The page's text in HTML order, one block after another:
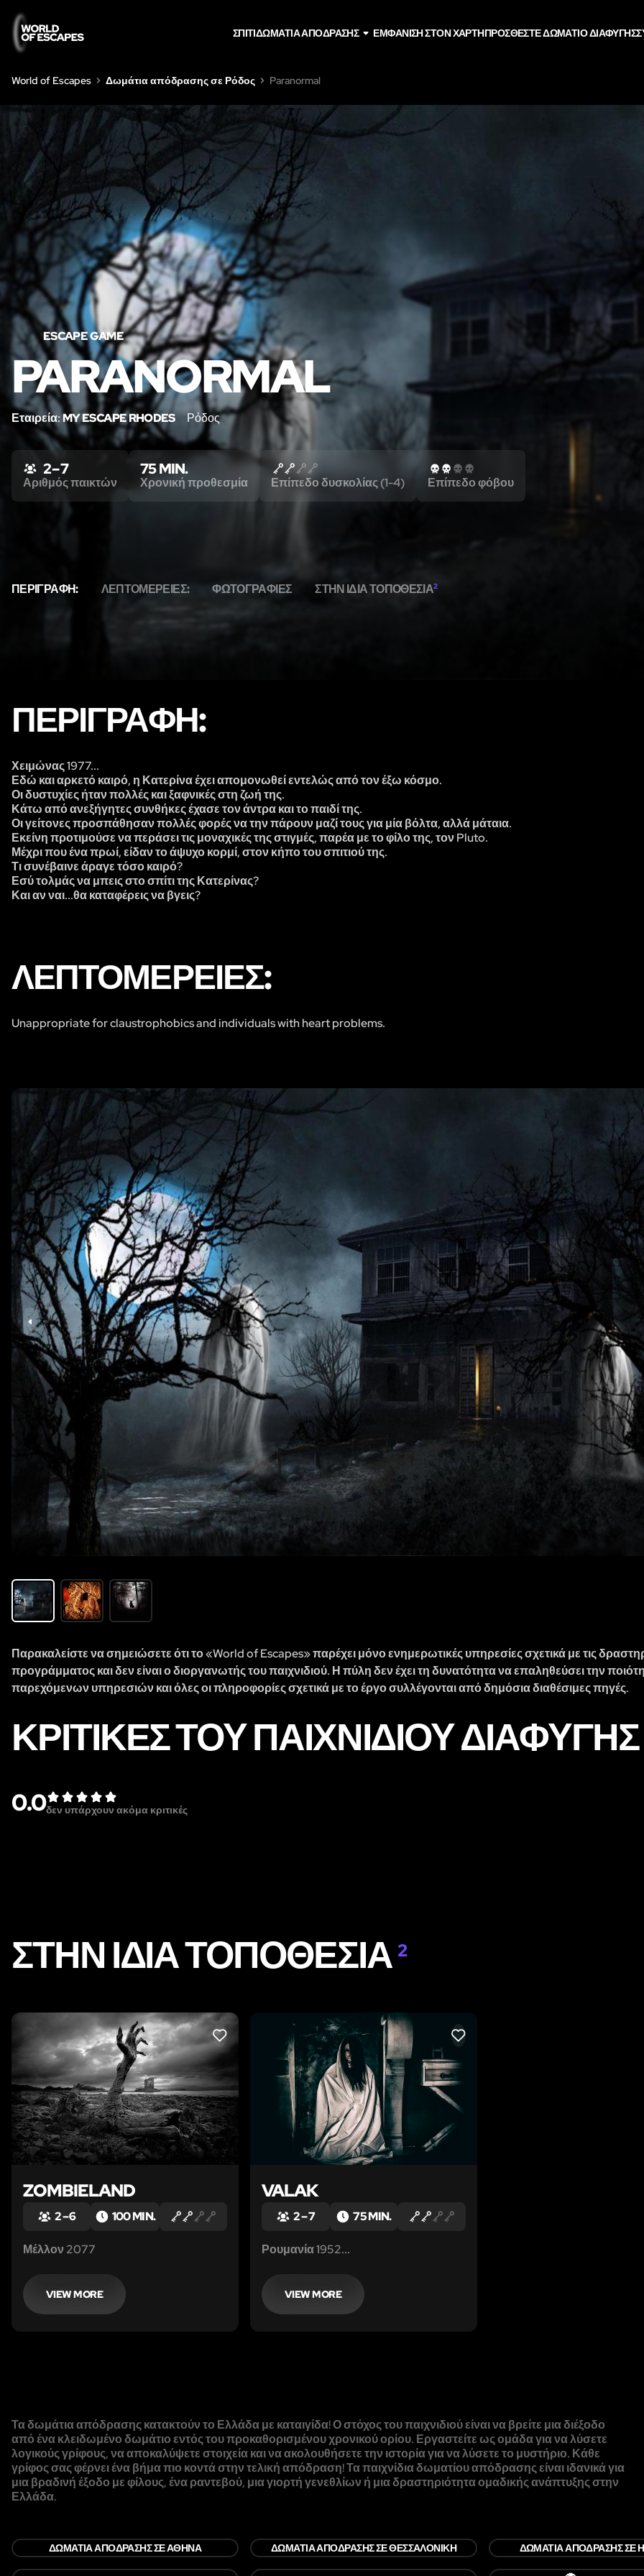
ΣΠΊΤΙΔΩΜΆΤΙΑ ΑΠΌΔΡΑΣΗΣ ΕΜΦΆΝΙΣΗ ΣΤΟΝ ΧΆΡΤΗΠΡΟΣΘΈΣΤΕ ΔΩΜΆΤΙΟ ΔΙΑΦΥΓΉΣ
World of Escapes Δωμάτια απόδρασης σε Ρόδος Paranormal
ESCAPE GAME
PARANORMAL
Εταιρεία:MY ESCAPE RHODES Ρόδος
ΠΕΡΙΓΡΑΦΉ: ΛΕΠΤΟΜΈΡΕΙΕΣ: ΦΩΤΟΓΡΑΦΊΕΣ ΣΤΗΝ ΊΔΙΑ ΤΟΠΟΘΕΣΊΑ2
2 – 7
Αριθμός παικτών
75 MIN.
Χρονική προθεσμία Επίπεδο δυσκολίας (1-4) Επίπεδο φόβου
ΠΕΡΙΓΡΑΦΉ:
Χειμώνας 1977...
Εδώ και αρκετό καιρό, η Κατερίνα έχει απομονωθεί εντελώς από τον έξω κόσμο.
Οι δυστυχίες ήταν πολλές και ξαφνικές στη ζωή της.
Κάτω από ανεξήγητες συνθήκες έχασε τον άντρα και το παιδί της.
Οι γείτονες προσπάθησαν πολλές φορές να την πάρουν μαζί τους για μία βόλτα, αλλά μάταια.
Εκείνη προτιμούσε να περάσει τις μοναχικές της στιγμές, παρέα με το φίλο της, τον Pluto.
Μέχρι που ένα πρωί, είδαν το άψυχο κορμί, στον κήπο του σπιτιού της.
Τι συνέβαινε άραγε τόσο καιρό?
Εσύ τολμάς να μπεις στο σπίτι της Κατερίνας?
Και αν ναι...θα καταφέρεις να βγεις?
ΛΕΠΤΟΜΈΡΕΙΕΣ:
Unappropriate for claustrophobics and individuals with heart problems.
Παρακαλείστε να σημειώσετε ότι το «World of Escapes» παρέχει μόνο ενημερωτικές υπηρεσίες σχετικά με τις
προγράμματος και δεν είναι ο διοργανωτής του παιχνιδιού. Η πύλη δεν έχει τη δυνατότητα να επαληθεύσει την
παρεχόμενων υπηρεσιών και όλες οι πληροφορίες σχετικά με το έργο συλλέγονται από δημόσια διαθέσιμες πηγές.
ΚΡΙΤΙΚΈΣ ΤΟΥ ΠΑΙΧΝΙΔΙΟΎ
0.0δεν υπάρχουν ακόμα κριτικές
ΣΤΗΝ ΊΔΙΑ ΤΟΠΟΘΕΣΊΑ2
LIKE
ZOMBIELAND
2 – 6 100 MIN.
Μέλλον 2077
VIEW MORE
LIKE
VALAK
2 – 7 75 MIN.
Ρουμανία 1952...
VIEW MORE
Τα δωμάτια απόδρασης κατακτούν το Ελλάδα με καταιγίδα! Ο στόχος του παιχνιδιού είναι να βρείτε μια διέξοδο
από ένα κλειδωμένο δωμάτιο εντός του προκαθορισμένου χρονικού ορίου. Εργαστείτε ως ομάδα για να λύσετε
λογικούς γρίφους, να αποκαλύψετε στοιχεία και να ακολουθήσετε την ιστορία για να λύσετε το μυστήριο. Κάθε
γρίφος σας φέρνει ένα βήμα πιο κοντά στην τελική απόδραση! Τα παιχνίδια δωματίου απόδρασης είναι ιδανικά για
μια βραδινή έξοδο με φίλους, ένα ραντεβού, μια γιορτή γενεθλίων ή μια δραστηριότητα ομαδικής ανάπτυξης στην
Ελλάδα.
ΔΩΜΆΤΙΑ ΑΠΌΔΡΑΣΗΣ ΣΕ ΑΘΉΝΑ ΔΩΜΆΤΙΑ ΑΠΌΔΡΑΣΗΣ ΣΕ ΘΕΣΣΑΛΟΝΊΚΗ ΔΩΜΆΤΙΑ ΑΠΌΔΡΑΣΗΣ ΣΕ